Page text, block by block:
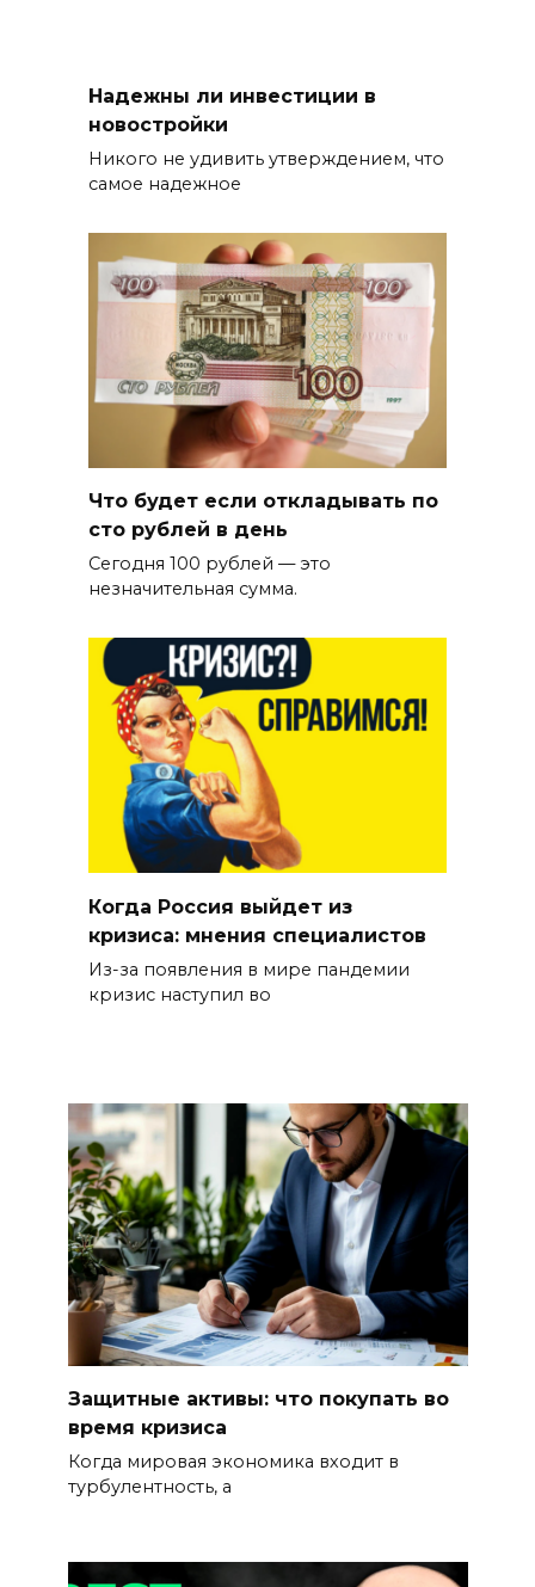
Надежны ли инвестиции в
новостройки
Никого не удивить утверждением, что
самое надежное
Что будет если откладывать по
сто рублей в день
Сегодня 100 рублей — это
незначительная сумма.
Когда Россия выйдет из
кризиса: мнения специалистов
Из-за появления в мире пандемии
кризис наступил во
Защитные активы: что покупать во
время кризиса
Когда мировая экономика входит в
турбулентность, а